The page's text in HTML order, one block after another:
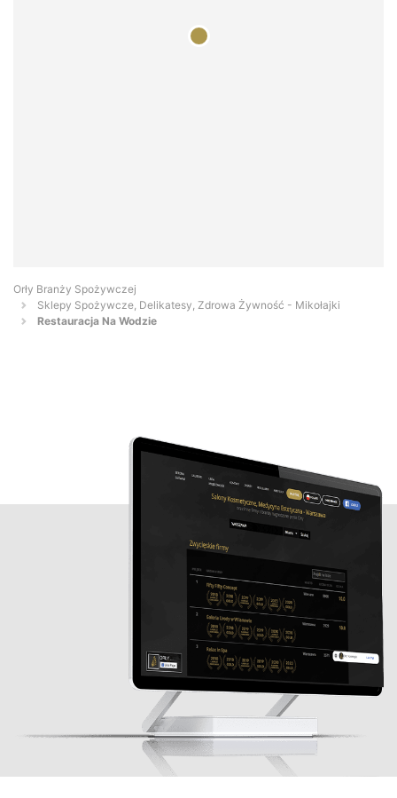
Orły Branży Spożywczej
Sklepy Spożywcze, Delikatesy, Zdrowa Żywność - Mikołajki
Restauracja Na Wodzie